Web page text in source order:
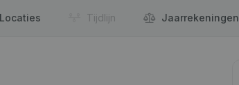
Locaties Tijdlijn Jaar­rekeningen